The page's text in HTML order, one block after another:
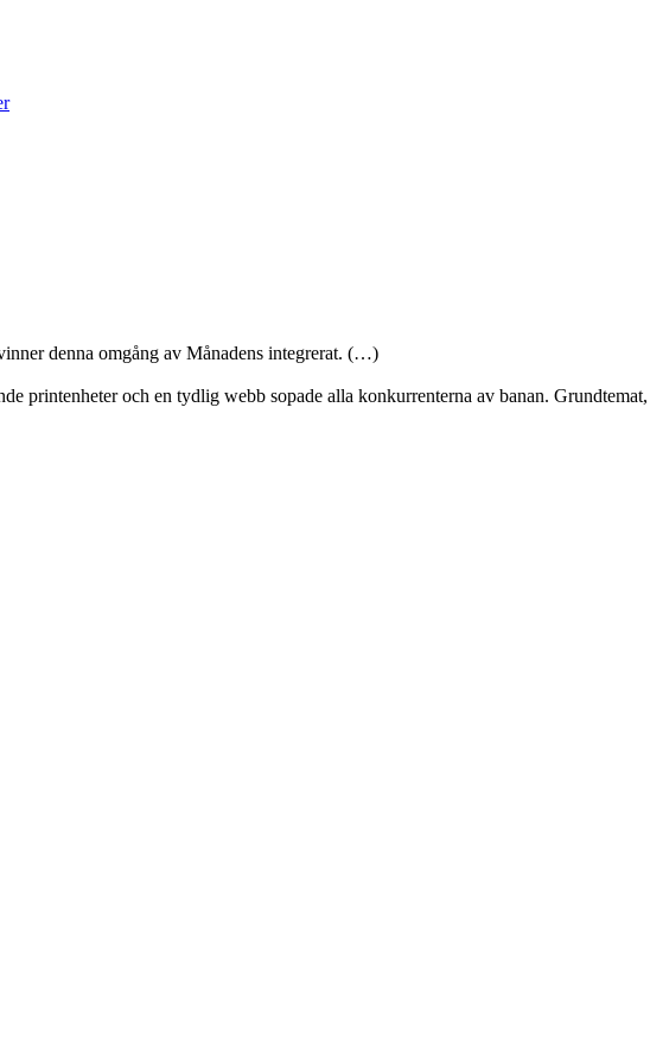
denna omgång av Månadens integrerat. (…)
printenheter och en tydlig webb sopade alla konkurrenterna av banan.